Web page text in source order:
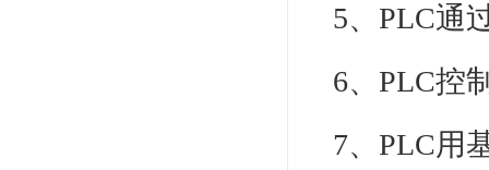
5、PLC通
6、PLC控
7、PLC用